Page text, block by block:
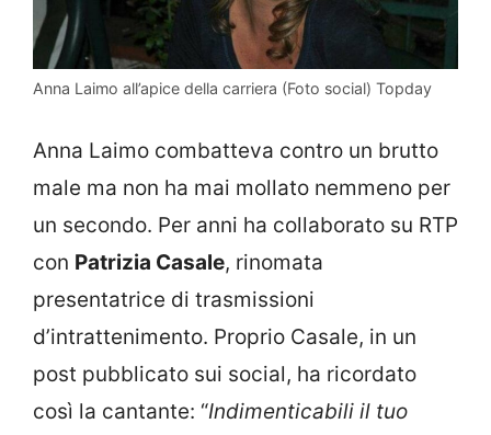
Anna Laimo all’apice della carriera (Foto social) Topday
Anna Laimo combatteva contro un brutto
male ma non ha mai mollato nemmeno per
un secondo. Per anni ha collaborato su RTP
con Patrizia Casale, rinomata
presentatrice di trasmissioni
d’intrattenimento. Proprio Casale, in un
post pubblicato sui social, ha ricordato
così la cantante: “Indimenticabili il tuo